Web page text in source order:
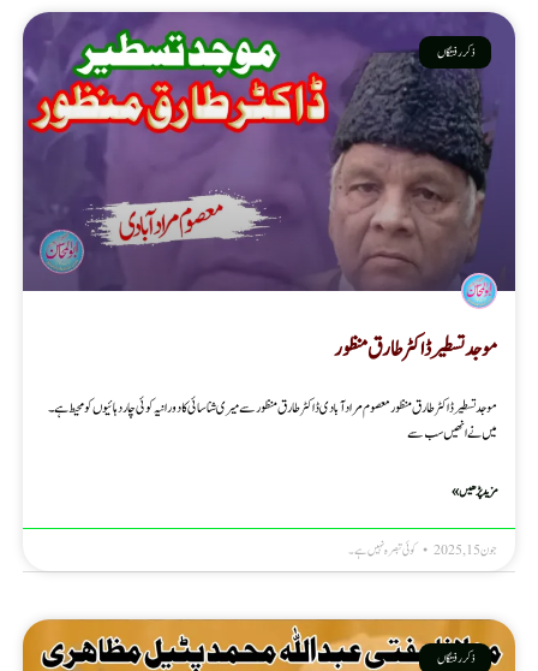
ذکر رفتگاں
موجد تسطیر ڈاکٹرطارق منظور
موجد تسطیر ڈاکٹرطارق منظور معصوم مرادآبادی ڈاکٹر طارق منظور سے میری شناسائی کا دورانیہ کوئی چار دہائیوں کو محیط ہے۔
میں نے انھیں سب سے
مزید پڑھیں »
جون 15, 2025 کوئی تبصرہ نہیں ہے۔
ذکر رفتگاں